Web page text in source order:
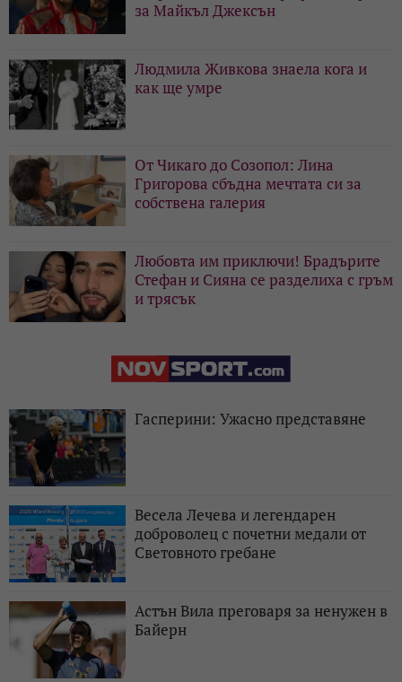
за Майкъл Джексън
Людмила Живкова знаела кога и
как ще умре
От Чикаго до Созопол: Лина
Григорова сбъдна мечтата си за
собствена галерия
Любовта им приключи! Брадърите
Стефан и Сияна се разделиха с гръм
и трясък
Гасперини: Ужасно представяне
Весела Лечева и легендарен
доброволец с почетни медали от
Световното гребане
Астън Вила преговаря за ненужен в
Байерн